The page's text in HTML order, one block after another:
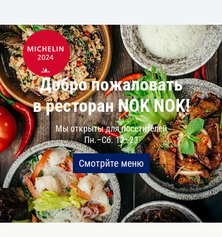
Добро пожаловать
в ресторан NOK NOK!
Мы открыты для посетителей
Пн.–Сб. 12–23
Смотрйте меню